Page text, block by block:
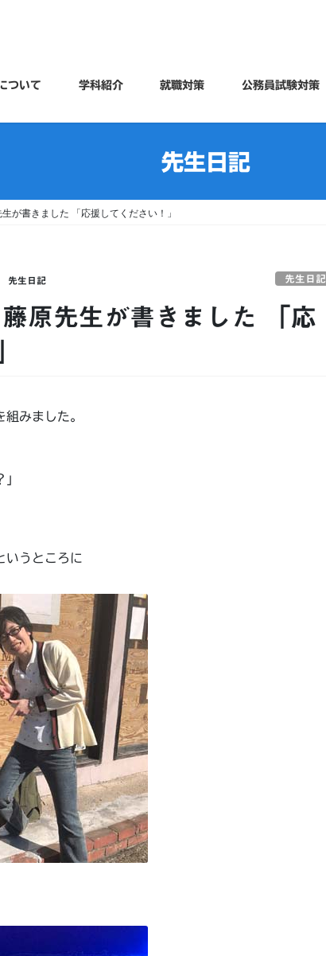
ついて 学科紹介 就職対策 公務員試験対策
先生日記
が書きました 「応援してください！」
先生日記 先生日記
原先生が書きました 「応
みました。
いうところに